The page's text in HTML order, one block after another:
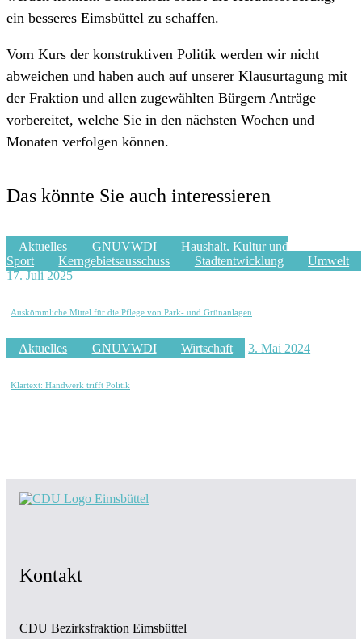
ein besseres Eimsbüttel zu schaffen.
Vom Kurs der konstruktiven Politik werden wir nicht
abweichen und haben auch auf unserer Klausurtagung mit
der Fraktion und allen zugewählten Bürgern Anträge
vorbereitet, welche Sie in den nächsten Wochen und
Monaten verfolgen können.
Das könnte Sie auch interessieren
Aktuelles GNUVWDI
Haushalt, Kultur und
Sport
Kerngebietsausschuss Stadtentwicklung
Umwelt
17. Juli 2025
Auskömmliche Mittel für die Pflege von Park- und Grünanlagen
Aktuelles GNUVWDI Wirtschaft 3. Mai 2024
Klartext: Handwerk trifft Politik
Kontakt
CDU Bezirksfraktion Eimsbüttel